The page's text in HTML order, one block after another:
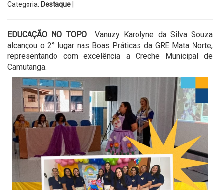
Categoria: Destaque
EDUCAÇÃO NO TOPO
Vanuzy Karolyne da Silva Souza
alcançou o 2° lugar nas Boas Práticas da GRE Mata Norte,
representando com excelência a Creche Municipal de
Camutanga.